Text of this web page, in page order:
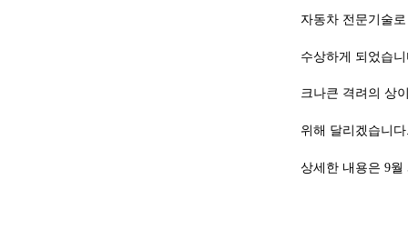
자동차 전문기술
수상하게 되었습
크나큰 격려의 상
위해 달리겠습니다
상세한 내용은 9월